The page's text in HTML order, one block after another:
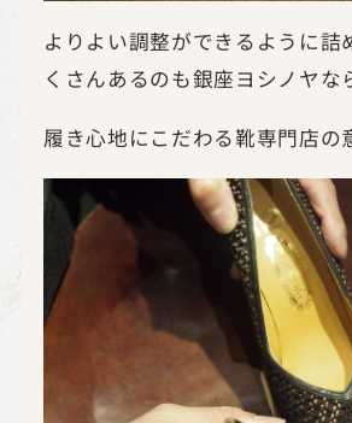
よりよい調整ができるように詰
くさんあるのも銀座ヨシノヤな
履き心地にこだわる靴専門店の